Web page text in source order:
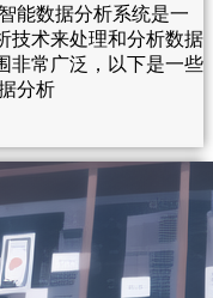
能数据分析系统是一
技术来处理和分析数据
非常广泛，以下是一些
分析